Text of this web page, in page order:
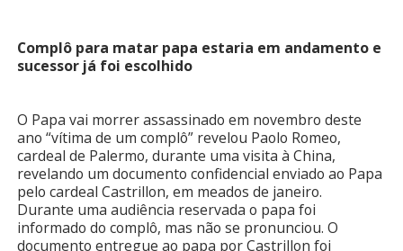
Complô para matar papa estaria em andamento e
sucessor já foi escolhido
O Papa vai morrer assassinado em novembro deste
ano “vítima de um complô” revelou Paolo Romeo,
cardeal de Palermo, durante uma visita à China,
revelando um documento confidencial enviado ao Papa
pelo cardeal Castrillon, em meados de janeiro.
Durante uma audiência reservada o papa foi
informado do complô, mas não se pronunciou. O
documento entregue ao papa por Castrillon foi